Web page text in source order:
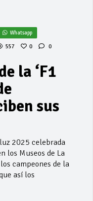
Whatsapp
557 0 0
la ‘F1
sus
2025 celebrada
los Museos de La
campeones de la
así los